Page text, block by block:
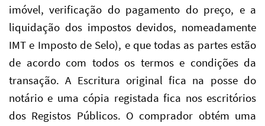
imóvel, verificação do pagamento do preço, e a
liquidação dos impostos devidos, nomeadamente
IMT e Imposto de Selo), e que todas as partes estão
de acordo com todos os termos e condições da
transação. A Escritura original fica na posse do
notário e uma cópia registada fica nos escritórios
dos Registos Públicos. O comprador obtém uma